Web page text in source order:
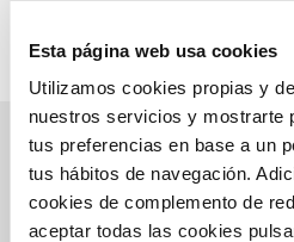
Esta página web usa cookies
Utilizamos cookies propias y
nuestros servicios y mostrarte
tus preferencias en base a un
tus hábitos de navegación.
cookies de complemento de
aceptar todas las cookies
Gestiones Online